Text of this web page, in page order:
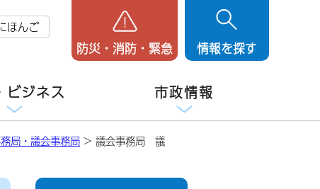
ほんご
防災・消防・緊急 情報を探す
ビジネス 市政情報
局・議会事務局 > 議会事務局 議